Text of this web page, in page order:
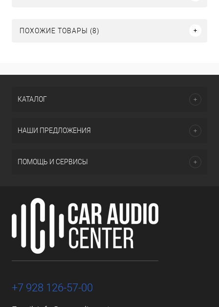
ПОХОЖИЕ ТОВАРЫ (8)
КАТАЛОГ
НАШИ ПРЕДЛОЖЕНИЯ
ПОМОЩЬ И СЕРВИСЫ
+7 928 126-57-00